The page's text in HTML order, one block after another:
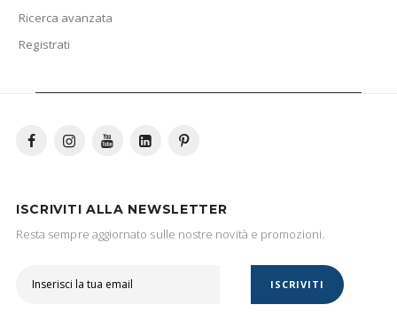
Ricerca avanzata
Registrati
ISCRIVITI ALLA NEWSLETTER
Resta sempre aggiornato sulle nostre novità e promozioni.
ISCRIVITI